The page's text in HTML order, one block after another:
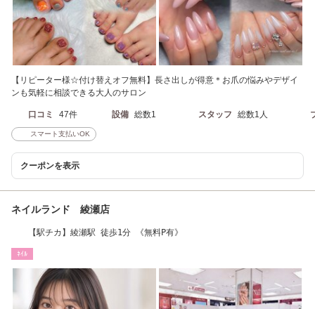
【リピーター様☆付け替えオフ無料】長さ出しが得意＊お爪の悩みやデザイ
ンも気軽に相談できる大人のサロン
口コミ 47件 設備 総数1 スタッフ 総数1人
スマート支払いOK
クーポンを表示
ネイルランド 綾瀬店
【駅チカ】綾瀬駅 徒歩1分 《無料P有》
ﾈｲﾙ